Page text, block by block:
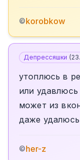
©korobkow
Депрессяшки (
утоплюсь в
или удавлюсь
может из
даже удалюсь
©her-z